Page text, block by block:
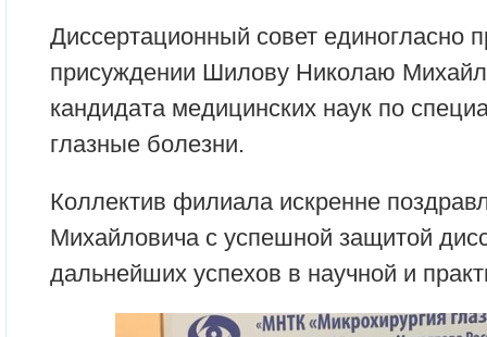
Диссертационный совет единогласно
присуждении Шилову Николаю
кандидата медицинских наук по
глазные болезни.
Коллектив филиала искренне
Михайловича с успешной защитой
дальнейших успехов в научной и